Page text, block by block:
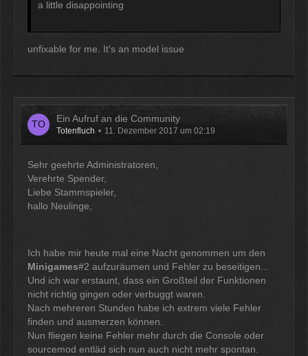
a little disappointing
unfixable for me. It's an model issue
Ein Aufruf an die Community
Totenfluch 11. Dezember 2017 um 02:19
Sehr geehrte Administratoren,
Verehrte Spender,
Liebe Stammspieler,
hallo Neulinge,
Ich habe mir heute mal eine Nacht genommen um den
Minigames#2 aufzuräumen und Fehler zu beseitigen...
Und ich war erstaunt, dass ein Großteil der Funktionen
nicht richtig gingen oder verbuggt waren.
Nach mehreren Stunden habe ich extrem viele Fehler
finden und ausmerzen können.
Nun fliegen keine Fehler mehr durch die Console oder
sourcemod entläd sich nun auch nicht mehr spontan.